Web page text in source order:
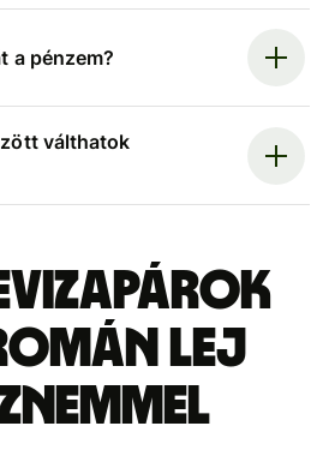
a pénzem?
válthatok
lej